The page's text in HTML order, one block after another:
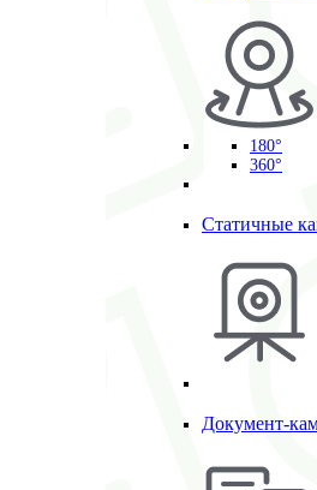
180°
360°
Статичные
Документ-